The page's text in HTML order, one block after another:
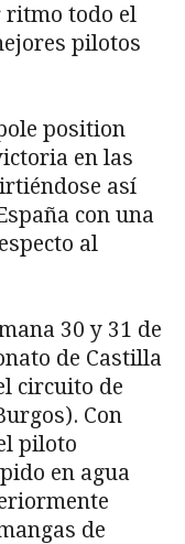
ritmo todo el
pilotos
position
en las
así
con una
al
30 y 31 de
de Castilla
circuito de
Con
piloto
en agua
de